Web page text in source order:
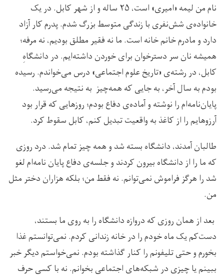
نام من لیمه «امیری» است، ۲۵ ساله و از شهر کابل. در یک
خانواده‌ی شش‌نفری با زندگی متوسط بزرگ شدم. پدرم کار آزاد
دارد و مادرم خانم خانه است. ما نه فقیر مطلق بودیم، نه مرفه؛
همیشه نان سر دسترخوان برای خوردن داشته‌ایم. در دانشگاهِ
کابل، در رشته‌ی «تاریخ علوم اجتماعی» درس می‌خواندم. رسیده
بودم به سال آخر، به جایی که همه‌چیز به نتیجه می‌رسید.
پایان‌نامه‌ام را نوشته و آماده‌ی دفاع بودم؛ روزهایی که قرار بود
آرزوهایم را از کاغذ به واقعیت تبدیل کنم، کابل سقوط کرد.
طالبان آمدند، دانشگاه بسته شد و همه چیز تمام شد. درد روزی
که ما را از دانشگاه بیرون کردند و جلسه‌ی دفاع پایان نامه‌ام لغو
شد را هرگز فراموش نمی‌توانم. نه فقط من؛ بلکه هزاران دختر مثل
من.
بعد از همان روزی که دروازه دانشگاه را به روی ما بستند،
دست‌کم یک ماه خودم را در خانه زندانی کردم. نمی‌توانستم غذا
بخورم و حتی ‌تلیفونم را کنار گذاشته بودم. نمی‌خواستم دیگر خبر
ببینم یا چیزی در شبکه‌‌‌های اجتماعی بخوانم. نه با کسی حرف